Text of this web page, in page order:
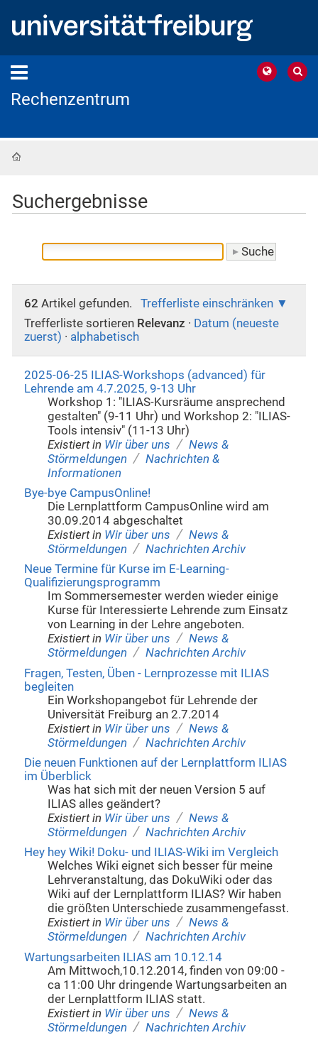
Rechenzentrum
Suchergebnisse
62 Artikel gefunden.
Trefferliste einschränken
Trefferliste sortieren Relevanz · Datum (neueste
zuerst) · alphabetisch
2025-06-25 ILIAS-Workshops (advanced) für
Lehrende am 4.7.2025, 9-13 Uhr
Workshop 1: "ILIAS-Kursräume ansprechend
gestalten" (9-11 Uhr) und Workshop 2: "ILIAS-
Tools intensiv" (11-13 Uhr)
Existiert in Wir über uns / News &
Störmeldungen / Nachrichten &
Informationen
Bye-bye CampusOnline!
Die Lernplattform CampusOnline wird am
30.09.2014 abgeschaltet
Existiert in Wir über uns / News &
Störmeldungen / Nachrichten Archiv
Neue Termine für Kurse im E-Learning-
Qualifizierungsprogramm
Im Sommersemester werden wieder einige
Kurse für Interessierte Lehrende zum Einsatz
von Learning in der Lehre angeboten.
Existiert in Wir über uns / News &
Störmeldungen / Nachrichten Archiv
Fragen, Testen, Üben - Lernprozesse mit ILIAS
begleiten
Ein Workshopangebot für Lehrende der
Universität Freiburg an 2.7.2014
Existiert in Wir über uns / News &
Störmeldungen / Nachrichten Archiv
Die neuen Funktionen auf der Lernplattform ILIAS
im Überblick
Was hat sich mit der neuen Version 5 auf
ILIAS alles geändert?
Existiert in Wir über uns / News &
Störmeldungen / Nachrichten Archiv
Hey hey Wiki! Doku- und ILIAS-Wiki im Vergleich
Welches Wiki eignet sich besser für meine
Lehrveranstaltung, das DokuWiki oder das
Wiki auf der Lernplattform ILIAS? Wir haben
die größten Unterschiede zusammengefasst.
Existiert in Wir über uns / News &
Störmeldungen / Nachrichten Archiv
Wartungsarbeiten ILIAS am 10.12.14
Am Mittwoch,10.12.2014, finden von 09:00 -
ca 11:00 Uhr dringende Wartungsarbeiten an
der Lernplattform ILIAS statt.
Existiert in Wir über uns / News &
Störmeldungen / Nachrichten Archiv